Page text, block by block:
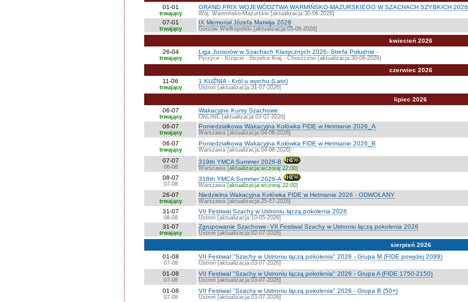
01-01
trwający
GRAND PRIX WOJEWÓDZTWA WARMIŃSKO-MAZURSKIEGO W SZACHACH SZYBKICH 2026
Woj. Warmińsko-Mazurskie [aktualizacja:30-06-2026]
07-01
trwający
IX Memoriał Józefa Matwija 2026
Gorzów Wielkopolski [aktualizacja:05-08-2026]
kwiecień 2026
26-04
trwający
Liga Juniorów w Szachach Klasycznych 2026- Strefa Południe -
Pyrzyce - Krzęcin - Strzelce Kraj - Choszczno [aktualizacja:30-06-2026]
czerwiec 2026
11-06
trwający
1 KUŹNIA - Król u wyrchu (Lato)
Ustroń [aktualizacja:31-07-2026]
lipiec 2026
06-07
trwający
Wakacyjne Kursy Szachowe
ONLINE [aktualizacja:03-07-2026]
06-07
trwający
Poniedziałkowa Wakacyjna Kołówka FIDE w Hetmanie 2026_A
Warszawa [aktualizacja:04-08-2026]
06-07
trwający
Poniedziałkowa Wakacyjna Kołówka FIDE w Hetmanie 2026_B
Warszawa [aktualizacja:04-08-2026]
07-07
06-08
319th YMCA Summer 2026-B
Warszawa [aktualizacja:wczoraj 22:00]
08-07
07-08
318th YMCA Summer 2026-A
Warszawa [aktualizacja:wczoraj 22:00]
26-07
trwający
Niedzielna Wakacyjna Kołówka FIDE w Hetmanie 2026 - ODWOŁANY
Warszawa [aktualizacja:25-07-2026]
31-07
08-08
VII Festiwal Szachy w Ustroniu łączą pokolenia 2026
Ustroń [aktualizacja:10-05-2026]
31-07
trwający
Zgrupowanie Szachowe- VII Festiwal Szachy w Ustroniu łączą pokolenia 2026
Ustroń [aktualizacja:02-07-2026]
sierpień 2026
01-08
07-08
VII Festiwal "Szachy w Ustroniu łączą pokolenia" 2026 - Grupa M (FIDE powyżej 2099)
Ustroń [aktualizacja:03-07-2026]
01-08
07-08
VII Festiwal "Szachy w Ustroniu łączą pokolenia" 2026 - Grupa A (FIDE 1750-2150)
Ustroń [aktualizacja:03-07-2026]
01-08
07-08
VII Festiwal "Szachy w Ustroniu łączą pokolenia" 2026 - Grupa B (50+)
Ustroń [aktualizacja:03-07-2026]